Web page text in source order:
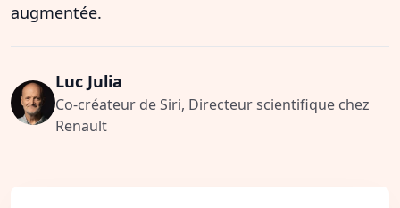
augmentée.
Luc Julia
Co-créateur de Siri, Directeur scientifique chez
Renault